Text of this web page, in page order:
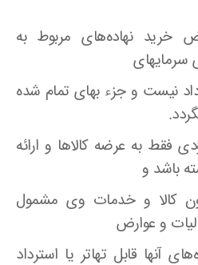
عوارض خرید نهاده‌های مربوط به
سرمایهای
نیست و جزء بهای تمام شده
مؤدی فقط به عرضه کالاها و ارائه
باشد و
کالا و خدمات وی مشمول
و عوارض
آنها قابل تهاتر یا استرداد